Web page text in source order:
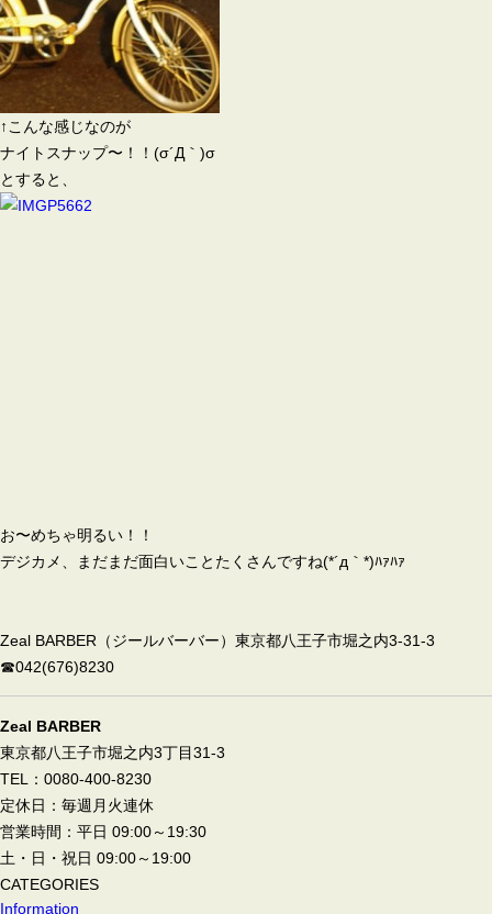
↑こんな感じなのが
ナイトスナップ〜！！(σ´Д｀)σ
とすると、
お〜めちゃ明るい！！
デジカメ、まだまだ面白いことたくさんですね(*´д｀*)ﾊｧﾊｧ
Zeal BARBER（ジールバーバー）東京都八王子市堀之内3-31-3
☎042(676)8230
Zeal BARBER
東京都八王子市堀之内3丁目31-3
TEL：0080-400-8230
定休日：毎週月火連休
営業時間：平日 09:00～19:30
土・日・祝日 09:00～19:00
CATEGORIES
Information